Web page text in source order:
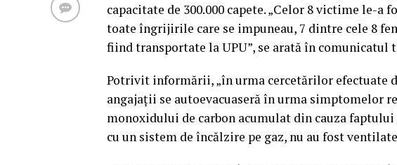
capacitate de 300.000 capete. „Celor 8 victime le-
toate îngrijirile care se impuneau, 7 dintre cele 8
fiind transportate la UPU”, se arată în comunicatul
Potrivit informării, „în urma cercetărilor efectuate
angajaţii se autoevacuaseră în urma simptomelor
monoxidului de carbon acumulat din cauza
cu un sistem de încălzire pe gaz, nu au fost